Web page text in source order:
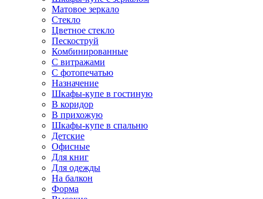
Матовое зеркало
Стекло
Цветное стекло
Пескоструй
Комбинированные
С витражами
С фотопечатью
Назначение
Шкафы-купе в гостиную
В коридор
В прихожую
Шкафы-купе в спальню
Детские
Офисные
Для книг
Для одежды
На балкон
Форма